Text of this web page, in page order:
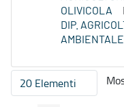
OLIVICOLA
DIP.
AMBIENTALE
20 ElementiPer pagina